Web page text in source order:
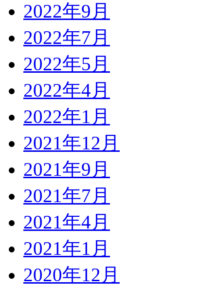
2022年9月
2022年7月
2022年5月
2022年4月
2022年1月
2021年12月
2021年9月
2021年7月
2021年4月
2021年1月
2020年12月